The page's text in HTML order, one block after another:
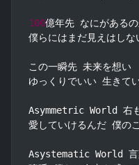
100億年先 なにがある
僕らにはまだ見えはしな
この一瞬先 未来を想い
ゆっくりでいい 生きて
Asymmetric World 右
愛していけるんだ 僕の
Asystematic World 言